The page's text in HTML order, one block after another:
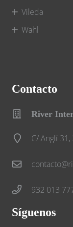
Vileda
Wahl
Contacto
River
C/ Anglí 31,
932 013
Síguenos